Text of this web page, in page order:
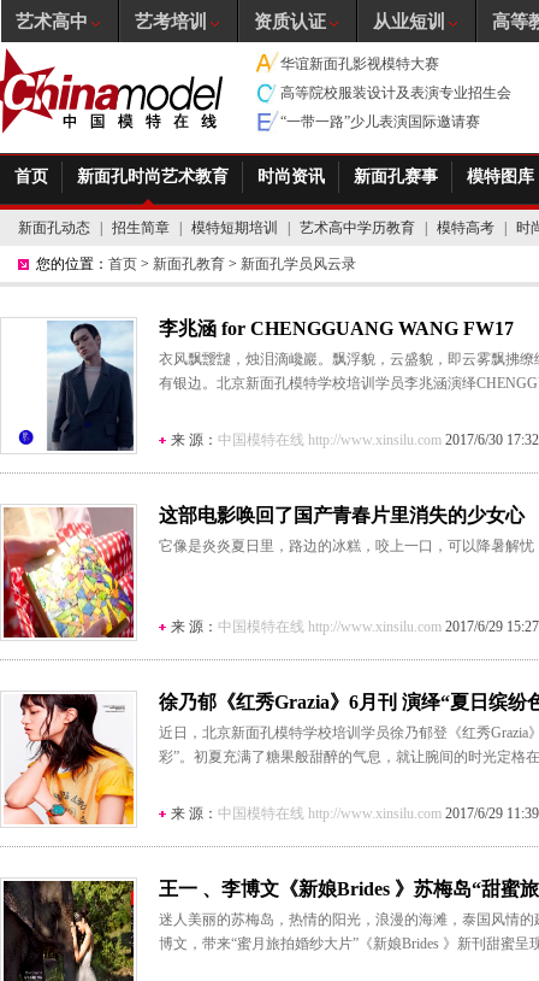
华谊新面孔影视模特大赛
高等院校服装设计及表演专业招生会
“一带一路”少儿表演国际邀请赛
首页 新面孔时尚艺术教育 时尚资讯 新面孔赛事 模特图库
新面孔动态 招生简章 模特短期培训 艺术高中学历教育 模特高考 时
您的位置： 首页 > 新面孔教育 > 新面孔学员风云录
李兆涵 for CHENGGUANG WANG FW17
衣风飘靉靆，烛泪滴巉巖。飘浮貌，云盛貌，即云雾飘拂
有银边。北京新面孔模特学校培训学员李兆涵演绎
来 源： 中国模特在线 http://www.xinsilu.com 2017/6/30
这部电影唤回了国产青春片里消失的少女心
它像是炎炎夏日里，路边的冰糕，咬上一口，可以降暑解
来 源： 中国模特在线 http://www.xinsilu.com 2017/6/29
徐乃郁《红秀Grazia》6月刊 演绎“夏日缤纷
近日，北京新面孔模特学校培训学员徐乃郁登《红秀Grazia
彩”。初夏充满了糖果般甜醉的气息，就让腕间的时光定格
来 源： 中国模特在线 http://www.xinsilu.com 2017/6/29
王一 、李博文《新娘Brides 》苏梅岛“甜蜜
迷人美丽的苏梅岛，热情的阳光，浪漫的海滩，泰国风情
博文，带来“蜜月旅拍婚纱大片”《新娘Brides 》新刊甜蜜呈
艺术高中 艺考培训 资质认证 从业短训 高等